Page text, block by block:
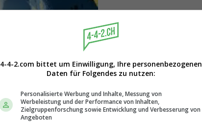
4-4-2.com bittet um Einwilligung, Ihre personenbezogenen
Daten für Folgendes zu nutzen:
Personalisierte Werbung und Inhalte, Messung von
Werbeleistung und der Performance von Inhalten,
Zielgruppenforschung sowie Entwicklung und Verbesserung von
Angeboten